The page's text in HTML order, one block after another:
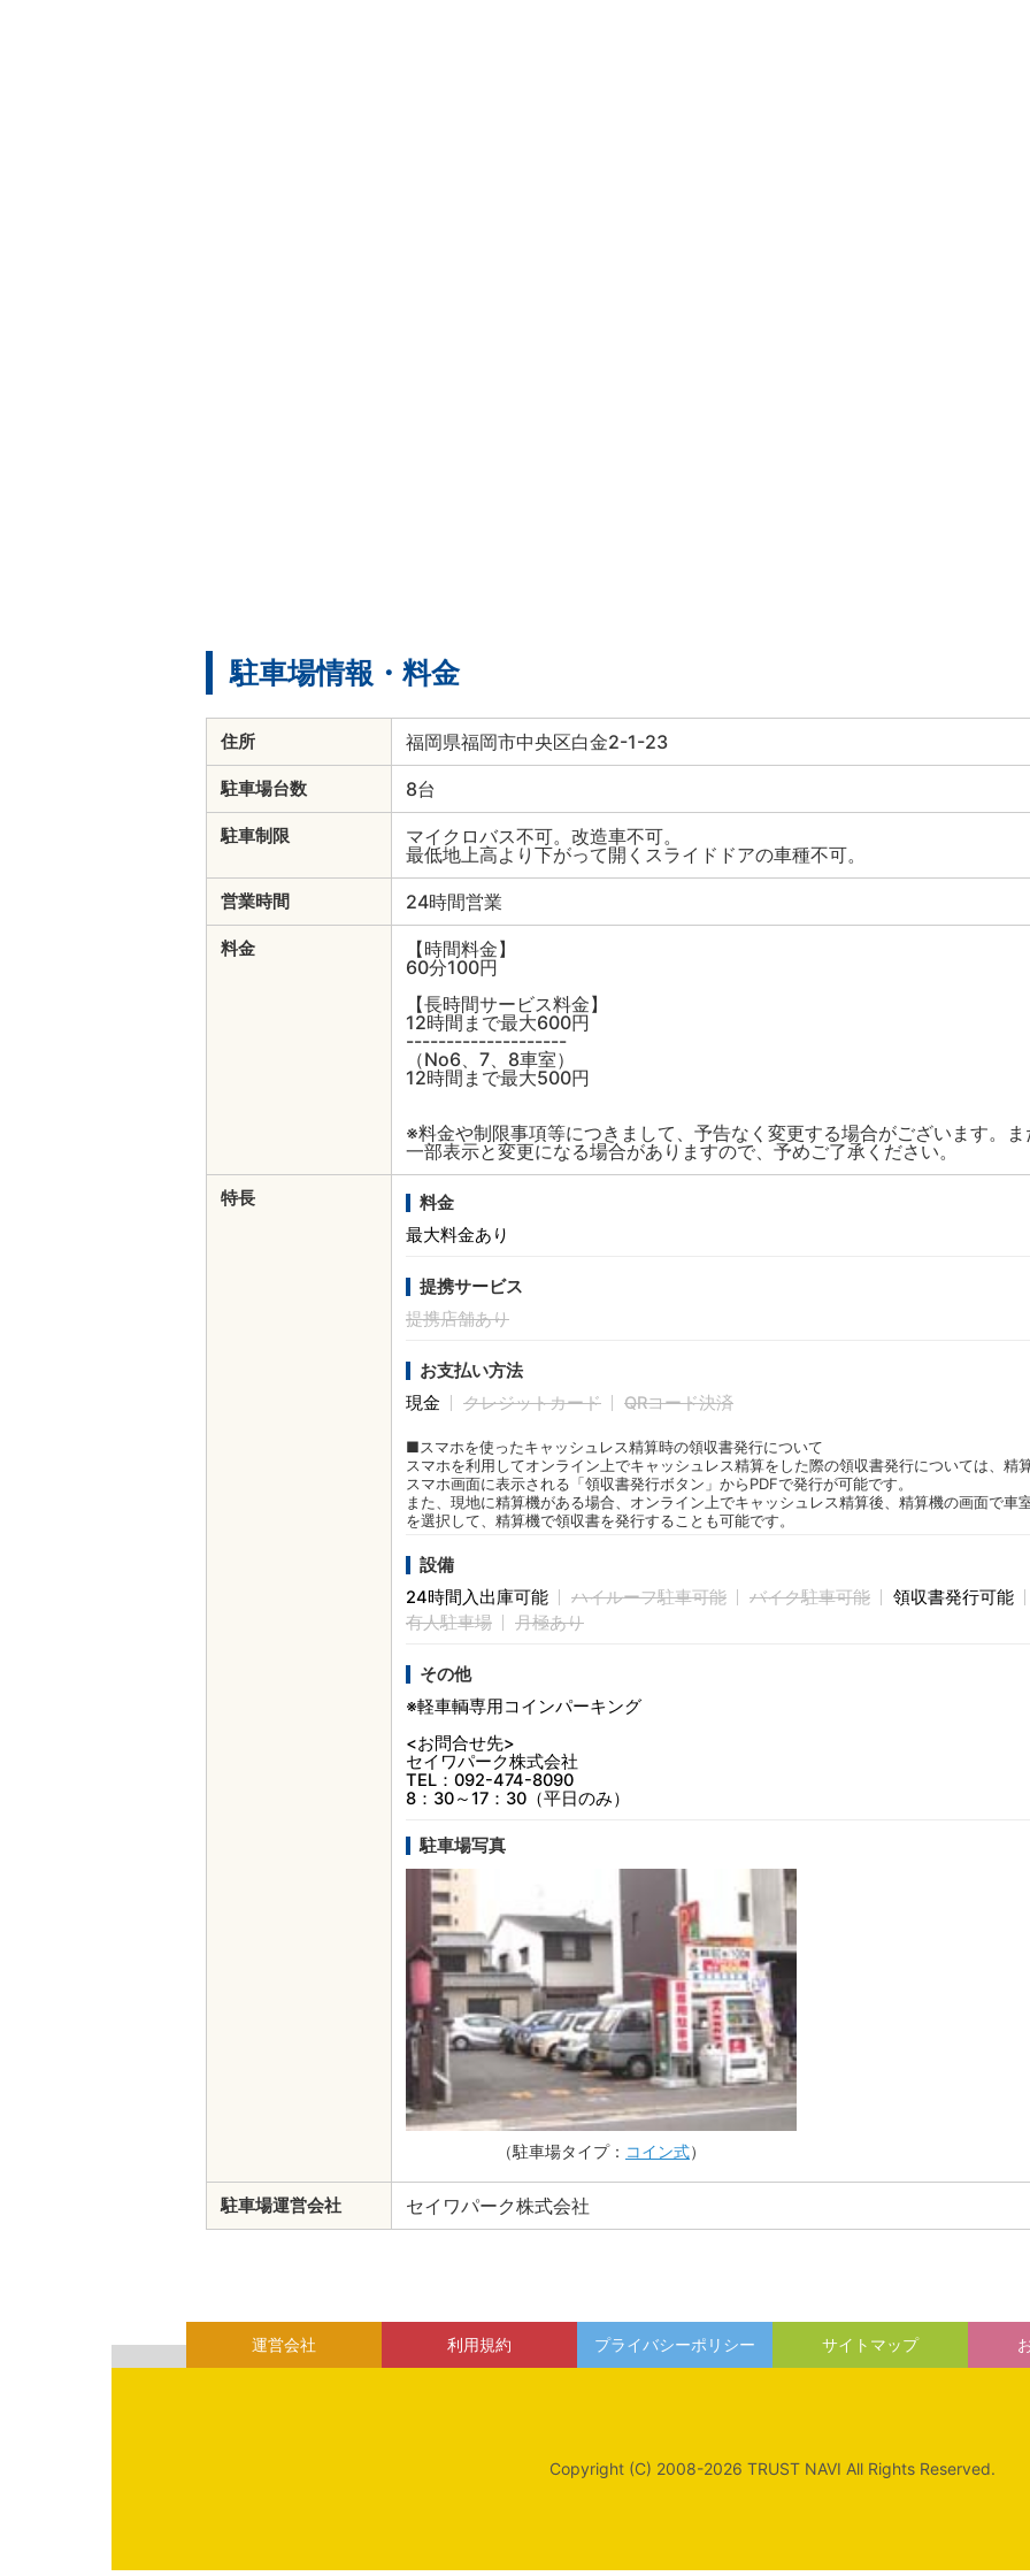
駐車場情報・料金
住所 福岡県福岡市中央区白金2-1-23
駐車場台数 8台
駐車制限
マイクロバス不可。改造車不可。
最低地上高より下がって開くスライドドアの車種不可。
営業時間 24時間営業
料金
【時間料金】
60分100円
【長時間サービス料金】
12時間まで最大600円
--------------------
（No6、7、8車室）
12時間まで最大500円
※料金や制限事項等につきまして、予告なく変更する場合がございます。ま
一部表示と変更になる場合がありますので、予めご了承ください。
特長
料金
最大料金あり
提携サービス
提携店舗あり
お支払い方法
現金
クレジットカード QRコード決済
■スマホを使ったキャッシュレス精算時の領収書発行について
スマホを利用してオンライン上でキャッシュレス精算をした際の領収書発行については、精
スマホ画面に表示される「領収書発行ボタン」からPDFで発行が可能です。
また、現地に精算機がある場合、オンライン上でキャッシュレス精算後、精算機の画面で車
を選択して、精算機で領収書を発行することも可能です。
設備
24時間入出庫可能
ハイルーフ駐車可能 バイク駐車可能
領収書発行可能
有人駐車場
月極あり
その他
※軽車輌専用コインパーキング
<お問合せ先>
セイワパーク株式会社
TEL：092-474-8090
8：30～17：30（平日のみ）
駐車場写真
（駐車場タイプ： コイン式）
駐車場運営会社 セイワパーク株式会社
運営会社 利用規約 プライバシーポリシー サイトマップ
Copyright (C) 2008-2026 TRUST NAVI All Rights Reserved.